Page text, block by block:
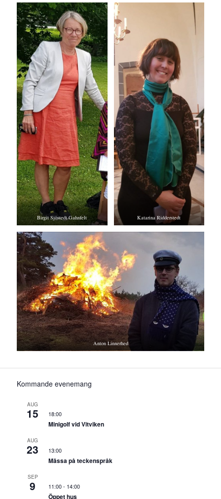
Birgit Sjöstedt Gahnfelt Katarina Ridderstedt
Anton Linnerhed
Kommande evenemang
AUG
15 18:00
Minigolf vid Vitviken
AUG
23 13:00
Mässa på teckenspråk
SEP
9 11:00- 14:00
Öppet hus